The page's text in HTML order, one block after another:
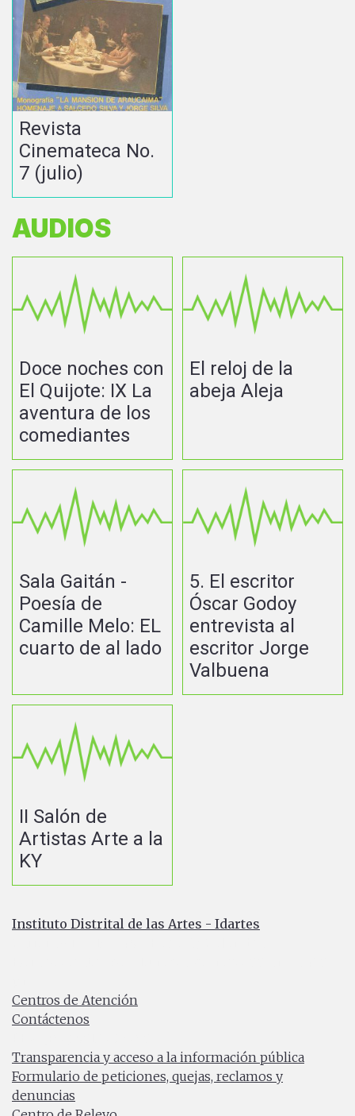
Revista
Cinemateca No.
7 (julio)
AUDIOS
Doce noches con
El Quijote: IX La
aventura de los
comediantes
El reloj de la
abeja Aleja
Sala Gaitán -
Poesía de
Camille Melo: EL
cuarto de al lado
5. El escritor
Óscar Godoy
entrevista al
escritor Jorge
Valbuena
II Salón de
Artistas Arte a la
KY
Instituto Distrital de las Artes - Idartes
Centros de Atención
Contáctenos
Transparencia y acceso a la información pública
Formulario de peticiones, quejas, reclamos y
denuncias